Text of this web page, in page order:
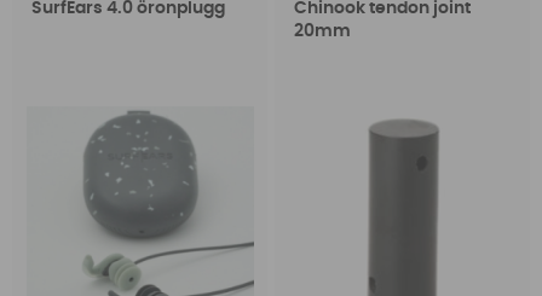
SurfEars 4.0 öronplugg
Chinook tendon joint
20mm